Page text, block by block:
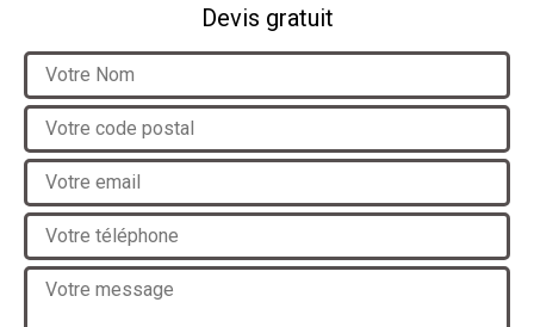
Devis gratuit